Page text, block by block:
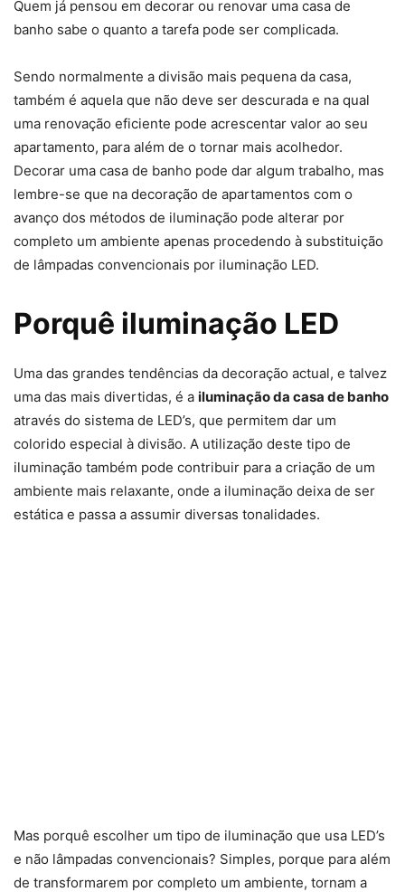
Quem já pensou em decorar ou renovar uma casa de
banho sabe o quanto a tarefa pode ser complicada.
Sendo normalmente a divisão mais pequena da casa,
também é aquela que não deve ser descurada e na qual
uma renovação eficiente pode acrescentar valor ao seu
apartamento, para além de o tornar mais acolhedor.
Decorar uma casa de banho pode dar algum trabalho, mas
lembre-se que na decoração de apartamentos com o
avanço dos métodos de iluminação pode alterar por
completo um ambiente apenas procedendo à substituição
de lâmpadas convencionais por iluminação LED.
Porquê iluminação LED
Uma das grandes tendências da decoração actual, e talvez
uma das mais divertidas, é a iluminação da casa de banho
através do sistema de LED’s, que permitem dar um
colorido especial à divisão. A utilização deste tipo de
iluminação também pode contribuir para a criação de um
ambiente mais relaxante, onde a iluminação deixa de ser
estática e passa a assumir diversas tonalidades.
Mas porquê escolher um tipo de iluminação que usa LED’s
e não lâmpadas convencionais? Simples, porque para além
de transformarem por completo um ambiente, tornam a